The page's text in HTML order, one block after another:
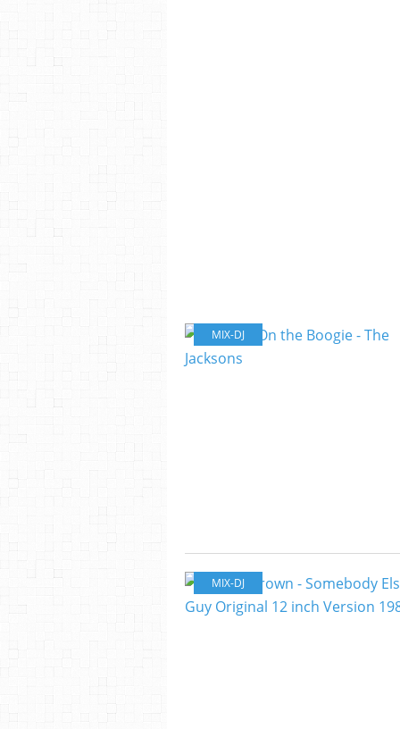
MIX-DJ
MIX-DJ